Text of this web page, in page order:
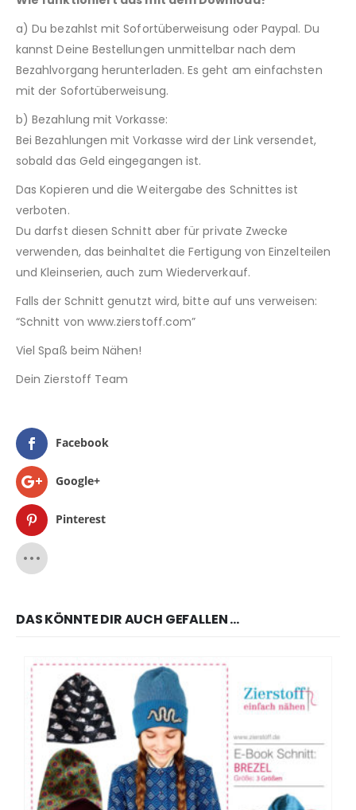
a) Du bezahlst mit Sofortüberweisung oder Paypal. Du
kannst Deine Bestellungen unmittelbar nach dem
Bezahlvorgang herunterladen. Es geht am einfachsten
mit der Sofortüberweisung.
b) Bezahlung mit Vorkasse:
Bei Bezahlungen mit Vorkasse wird der Link versendet,
sobald das Geld eingegangen ist.
Das Kopieren und die Weitergabe des Schnittes ist
verboten.
Du darfst diesen Schnitt aber für private Zwecke
verwenden, das beinhaltet die Fertigung von Einzelteilen
und Kleinserien, auch zum Wiederverkauf.
Falls der Schnitt genutzt wird, bitte auf uns verweisen:
“Schnitt von www.zierstoff.com”
Viel Spaß beim Nähen!
Dein Zierstoff Team
Facebook
Google+
Pinterest
DAS KÖNNTE DIR AUCH GEFALLEN …